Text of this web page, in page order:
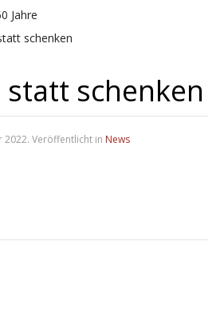
schenken
statt schenken
2022. Veröffentlicht in News